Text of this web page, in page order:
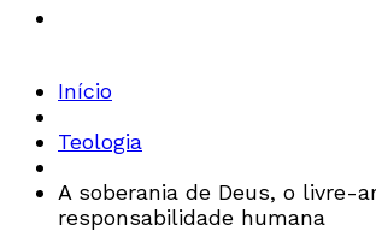
Início
Teologia
A soberania de Deus, o livre-
responsabilidade humana